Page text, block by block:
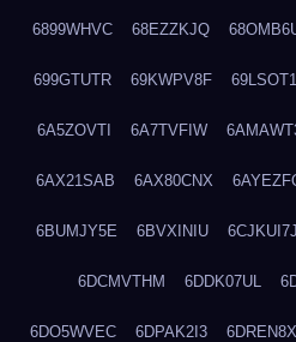
6899WHVC 68EZZKJQ
699GTUTR 69KWPV8F
6A5ZOVTI 6A7TVFIW
6AX21SAB 6AX80CNX
6BUMJY5E 6BVXINIU 6CJKUI7J
6DCMVTHM 6DDK07UL
6DO5WVEC 6DPAK2I3